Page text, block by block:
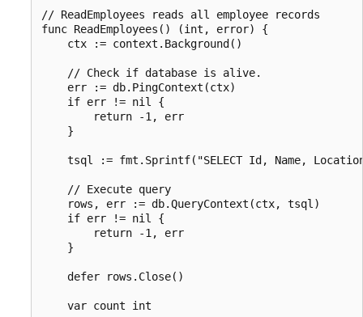
// ReadEmployees reads all employee records
func ReadEmployees() (int, error) {
    ctx := context.Background()
    // Check if database is alive.
    err := db.PingContext(ctx)
    if err != nil {
        return -1, err
    }
tsql := fmt.Sprintf("SELECT Id, Name,
    // Execute query
    rows, err := db.QueryContext(ctx, tsql)
    if err != nil {
        return -1, err
    }
    defer rows.Close()
    var count int